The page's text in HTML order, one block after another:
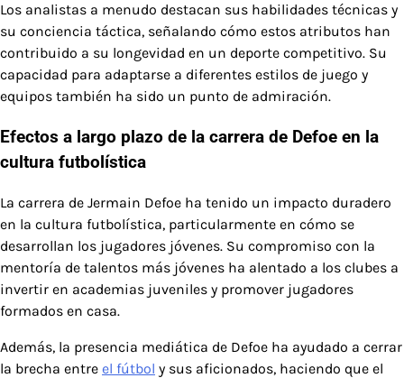
Los analistas a menudo destacan sus habilidades técnicas y
su conciencia táctica, señalando cómo estos atributos han
contribuido a su longevidad en un deporte competitivo. Su
capacidad para adaptarse a diferentes estilos de juego y
equipos también ha sido un punto de admiración.
Efectos a largo plazo de la carrera de Defoe en la
cultura futbolística
La carrera de Jermain Defoe ha tenido un impacto duradero
en la cultura futbolística, particularmente en cómo se
desarrollan los jugadores jóvenes. Su compromiso con la
mentoría de talentos más jóvenes ha alentado a los clubes a
invertir en academias juveniles y promover jugadores
formados en casa.
Además, la presencia mediática de Defoe ha ayudado a cerrar
la brecha entre el fútbol y sus aficionados, haciendo que el